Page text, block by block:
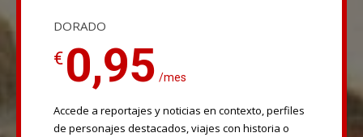
DORADO
€ 0,95 /mes
Accede a reportajes y noticias en contexto, perfiles
de personajes destacados, viajes con historia o